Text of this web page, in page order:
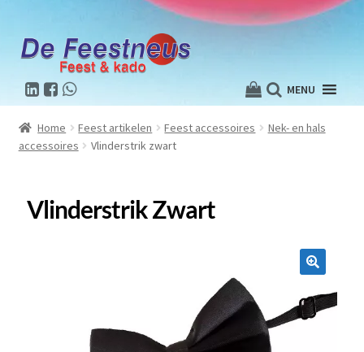
MENU
Home Feest artikelen Feest accessoires
Nek- en hals
accessoires
Vlinderstrik zwart
Vlinderstrik Zwart